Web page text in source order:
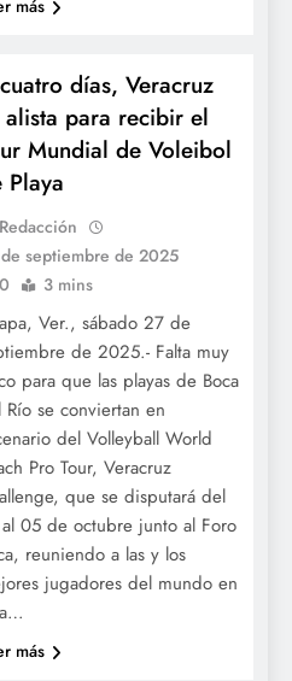
más
días, Veracruz
alista para recibir el
Mundial de Voleibol
Playa
Redacción
septiembre de 2025
0
3 mins
Ver., sábado 27 de
de 2025.- Falta muy
para que las playas de Boca
Río se conviertan en
del Volleyball World
Pro Tour, Veracruz
que se disputará del
05 de octubre junto al Foro
reuniendo a las y los
jugadores del mundo en
más